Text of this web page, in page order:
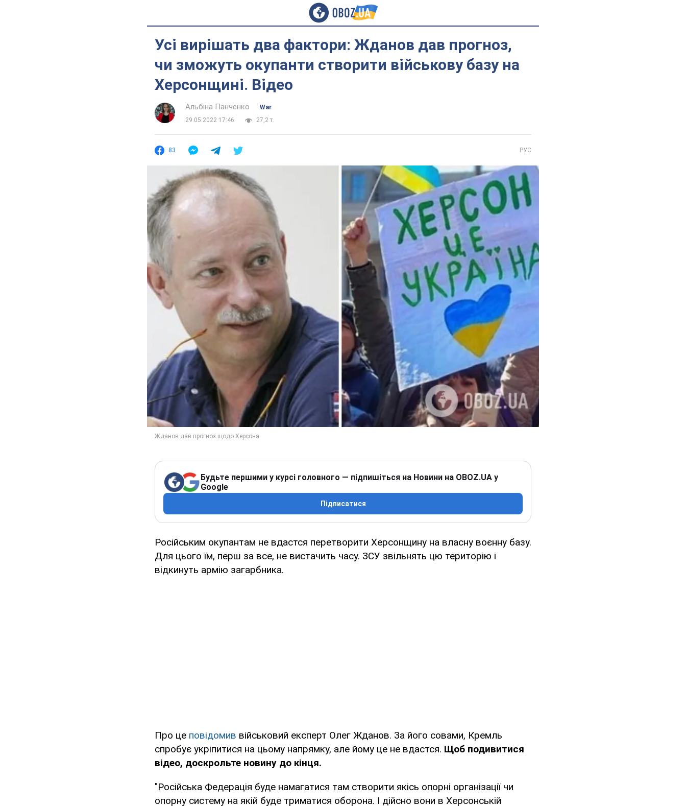
Усі вирішать два фактори: Жданов дав прогноз,
чи зможуть окупанти створити військову базу на
Херсонщині. Відео
Альбіна Панченко
War
29.05.2022 17:46
27,2 т.
83 РУС
Будьте першими у курсі головного — підпишіться на Новини на OBOZ.UA у
Google
Підписатися
Російським окупантам не вдастся перетворити Херсонщину на власну воєнну базу.
Для цього їм, перш за все, не вистачить часу. ЗСУ звільнять цю територію і
відкинуть армію загарбника.
Про це повідомив військовий експерт Олег Жданов. За його совами, Кремль
спробує укріпитися на цьому напрямку, але йому це не вдастся. Щоб подивитися
відео, доскрольте новину до кінця.
"Російська Федерація буде намагатися там створити якісь опорні організації чи
опорну систему на якій буде триматися оборона. І дійсно вони в Херсонській